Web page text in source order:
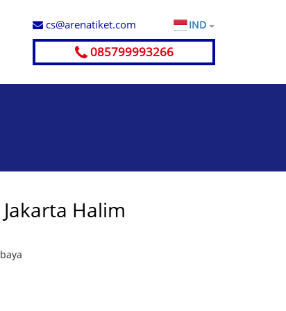
cs@arenatiket.com IND
085799993266
Halim